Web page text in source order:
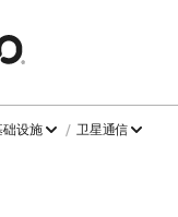
础设施 / 卫星通信